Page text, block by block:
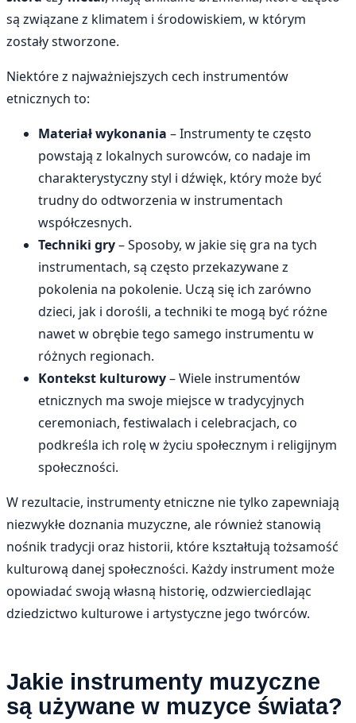
są związane z klimatem i środowiskiem, w którym
zostały stworzone.
Niektóre z najważniejszych cech instrumentów
etnicznych to:
Materiał wykonania – Instrumenty te często
powstają z lokalnych surowców, co nadaje im
charakterystyczny styl i dźwięk, który może być
trudny do odtworzenia w instrumentach
współczesnych.
Techniki gry– Sposoby, w jakie się gra na tych
instrumentach, są często przekazywane z
pokolenia na pokolenie. Uczą się ich zarówno
dzieci, jak i dorośli, a techniki te mogą być różne
nawet w obrębie tego samego instrumentu w
różnych regionach.
Kontekst kulturowy– Wiele instrumentów
etnicznych ma swoje miejsce w tradycyjnych
ceremoniach, festiwalach i celebracjach, co
podkreśla ich rolę w życiu społecznym i religijnym
społeczności.
W rezultacie, instrumenty etniczne nie tylko zapewniają
niezwykłe doznania muzyczne, ale również stanowią
nośnik tradycji oraz historii, które kształtują tożsamość
kulturową danej społeczności. Każdy instrument może
opowiadać swoją własną historię, odzwierciedlając
dziedzictwo kulturowe i artystyczne jego twórców.
Jakie instrumenty muzyczne
są używane w muzyce świata?